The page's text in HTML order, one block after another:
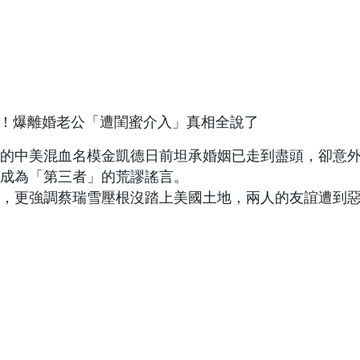
中美混血名模金凱德日前坦承婚姻已走到盡頭，卻意
為「第三者」的荒謬謠言。
更強調蔡瑞雪壓根沒踏上美國土地，兩人的友誼遭到